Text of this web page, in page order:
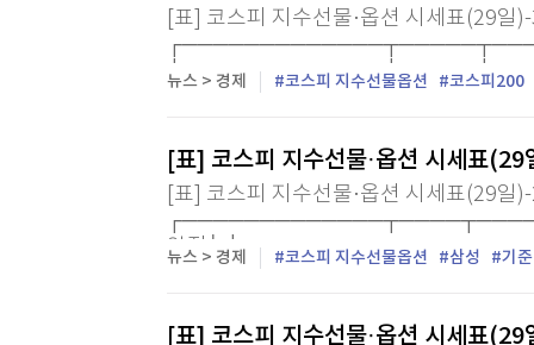
[표] 코스피 지수선물·옵션 시세표(29
뉴스 > 경제 코스피 지수선물옵션 코스피200
[표] 코스피 지수선물·옵션 시세표
[표] 코스피 지수선물·옵션 시세표(29
약정│ ├────────────...
뉴스 > 경제 코스피 지수선물옵션 삼성 기준
[표] 코스피 지수선물·옵션 시세표